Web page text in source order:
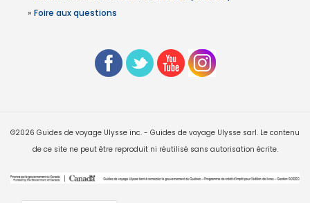
» Foire aux questions
©2026 Guides de voyage Ulysse inc. - Guides de voyage Ulysse sarl. Le contenu
de ce site ne peut être reproduit ni réutilisé sans autorisation écrite.